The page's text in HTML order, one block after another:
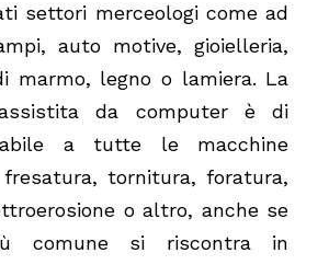
settori merceologi come ad
auto motive, gioielleria,
marmo, legno o lamiera. La
assistita da computer è di
a tutte le macchine
tornitura, foratura,
o altro, anche se
comune si riscontra in